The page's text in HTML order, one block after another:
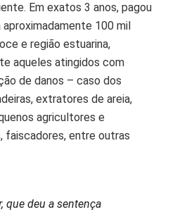
Em exatos 3 anos, pagou
100 mil
e região estuarina,
aqueles atingidos com
de danos – caso dos
extratores de areia,
agricultores e
faiscadores, entre outras
que deu a sentença